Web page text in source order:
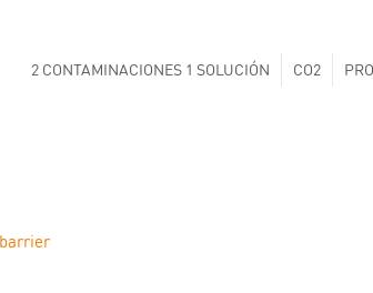
2 CONTAMINACIONES 1 SOLUCIÓN CO2